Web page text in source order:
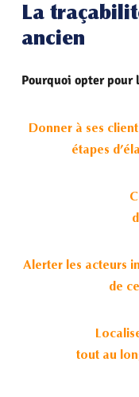
La
ancien
Pourquoi opter pour
Donner à ses
étapes
Alerter les acteurs
de
tout au